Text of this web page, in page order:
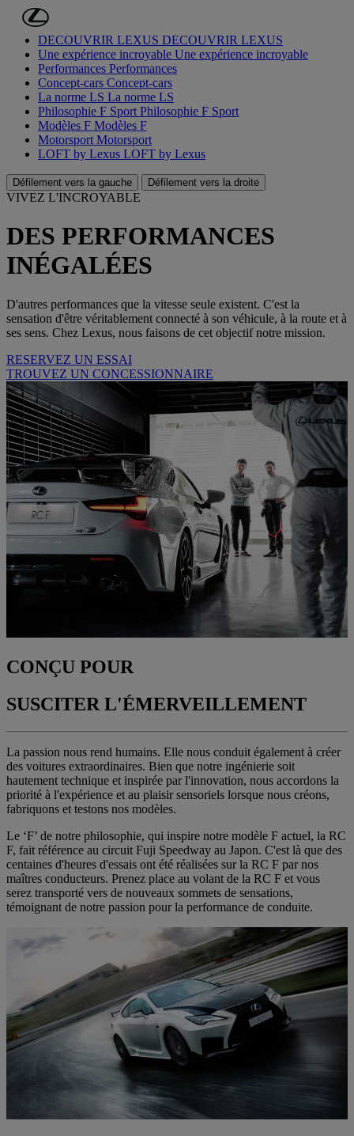
Passer au contenu principal
DÉCOUVRIR LEXUS DÉCOUVRIR LEXUS
Une expérience incroyable Une expérience incroyable
Performances Performances
Concept-cars Concept-cars
La norme LS La norme LS
Philosophie F Sport Philosophie F Sport
Modèles F Modèles F
Motorsport Motorsport
LOFT by Lexus LOFT by Lexus
Défilement vers la gauche Défilement vers la droite
VIVEZ L'INCROYABLE
DES PERFORMANCES
INÉGALÉES
D'autres performances que la vitesse seule existent. C'est la
sensation d'être véritablement connecté à son véhicule, à la route et à
ses sens. Chez Lexus, nous faisons de cet objectif notre mission.
RESERVEZ UN ESSAI
TROUVEZ UN CONCESSIONNAIRE
CONÇU POUR
SUSCITER L'ÉMERVEILLEMENT
La passion nous rend humains. Elle nous conduit également à créer
des voitures extraordinaires. Bien que notre ingénierie soit
hautement technique et inspirée par l'innovation, nous accordons la
priorité à l'expérience et au plaisir sensoriels lorsque nous créons,
fabriquons et testons nos modèles.
Le ‘F’ de notre philosophie, qui inspire notre modèle F actuel, la RC
F, fait référence au circuit Fuji Speedway au Japon. C'est là que des
centaines d'heures d'essais ont été réalisées sur la RC F par nos
maîtres conducteurs. Prenez place au volant de la RC F et vous
serez transporté vers de nouveaux sommets de sensations,
témoignant de notre passion pour la performance de conduite.